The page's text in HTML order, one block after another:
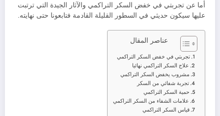
أما عن تجربتي في خفض السكر التراكمي والآثار الجيدة التي ترتبت
عليها سيكون حديثي في السطور القليلة القادمة فتابعونا حتى نهايته.
عناصر المقال
تجربتي في خفض السكر التراكمي
علاج السكر التراكمي نهائيا
مشروب يخفض السكر التراكمي
تجربة شفائي من السكر
حمية السكر التراكمي
علامات الشفاء من السكر التراكمي
قياس السكر التراكمي